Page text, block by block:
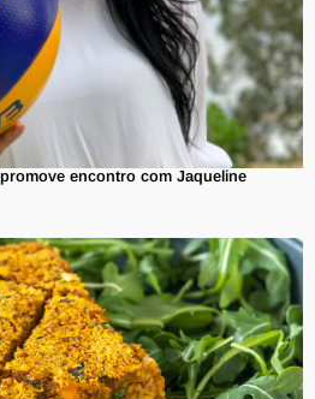
encontro com Jaqueline